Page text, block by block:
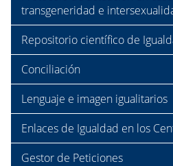
transgeneridad e
Repositorio científico de
Conciliación
Lenguaje e imagen igualitarios
Enlaces de Igualdad en los
Gestor de Peticiones